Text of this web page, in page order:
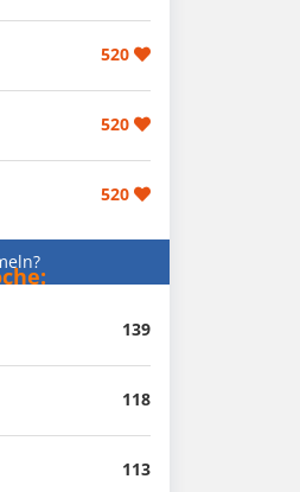
520
520
520
139
118
113